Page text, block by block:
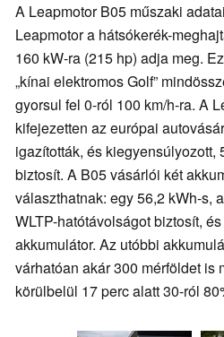
A Leapmotor B05 műszaki
Leapmotor a hátsókerék-
160 kW-ra (215 hp) adja meg.
„kínai elektromos Golf”
gyorsul fel 0-ról 100 km/h-ra. A
kifejezetten az európai
igazították, és kiegyensúlyozott,
biztosít. A B05 vásárlói két
választhatnak: egy 56,2 kWh-s,
WLTP-hatótávolságot biztosít,
akkumulátor. Az utóbbi
várhatóan akár 300 mérföldet is
körülbelül 17 perc alatt 30-ról